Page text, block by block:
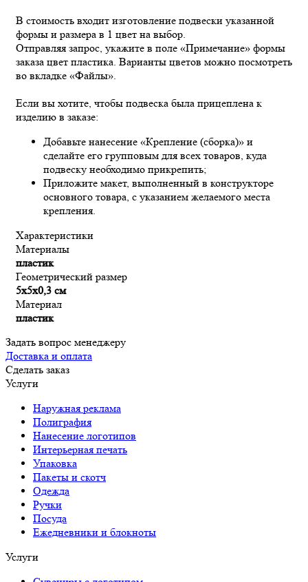
В стоимость входит изготовление подвески указанной
формы и размера в 1 цвет на выбор.
Отправляя запрос, укажите в поле «Примечание» формы
заказа цвет пластика. Варианты цветов можно посмотреть
во вкладке «Файлы».
Если вы хотите, чтобы подвеска была прицеплена к
изделию в заказе:
Добавьте нанесение «Крепление (сборка)» и
сделайте его групповым для всех товаров, куда
подвеску необходимо прикрепить;
Приложите макет, выполненный в конструкторе
основного товара, с указанием желаемого места
крепления.
Характеристики
Материалы
пластик
Геометрический размер
5х5х0,3 см
Материал
пластик
Задать вопрос менеджеру
Доставка и оплата
Сделать заказ
Услуги
Наружная реклама
Полиграфия
Нанесение логотипов
Интерьерная печать
Упаковка
Пакеты и скотч
Одежда
Ручки
Посуда
Ежедневники и блокноты
Услуги